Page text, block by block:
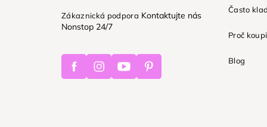
Zákaznická podpora Kontaktujte nás
Nonstop 24/7
FacebookInstagramYoutubePinterest
Často
Proč
Blog